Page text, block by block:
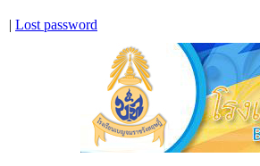
| Lost password